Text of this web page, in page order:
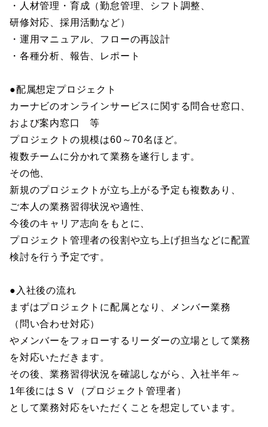
・人材管理・育成（勤怠管理、シフト調整、
研修対応、採用活動など）
・運用マニュアル、フローの再設計
・各種分析、報告、レポート
●配属想定プロジェクト
カーナビのオンラインサービスに関する問合せ窓口、
および案内窓口 等
プロジェクトの規模は60～70名ほど。
複数チームに分かれて業務を遂行します。
その他、
新規のプロジェクトが立ち上がる予定も複数あり、
ご本人の業務習得状況や適性、
今後のキャリア志向をもとに、
プロジェクト管理者の役割や立ち上げ担当などに配置
検討を行う予定です。
●入社後の流れ
まずはプロジェクトに配属となり、メンバー業務
（問い合わせ対応）
やメンバーをフォローするリーダーの立場として業務
を対応いただきます。
その後、業務習得状況を確認しながら、入社半年～
1年後にはＳＶ（プロジェクト管理者）
として業務対応をいただくことを想定しています。